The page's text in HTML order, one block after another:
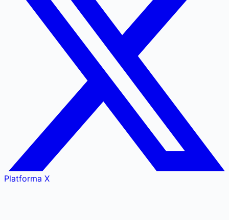
Platforma X